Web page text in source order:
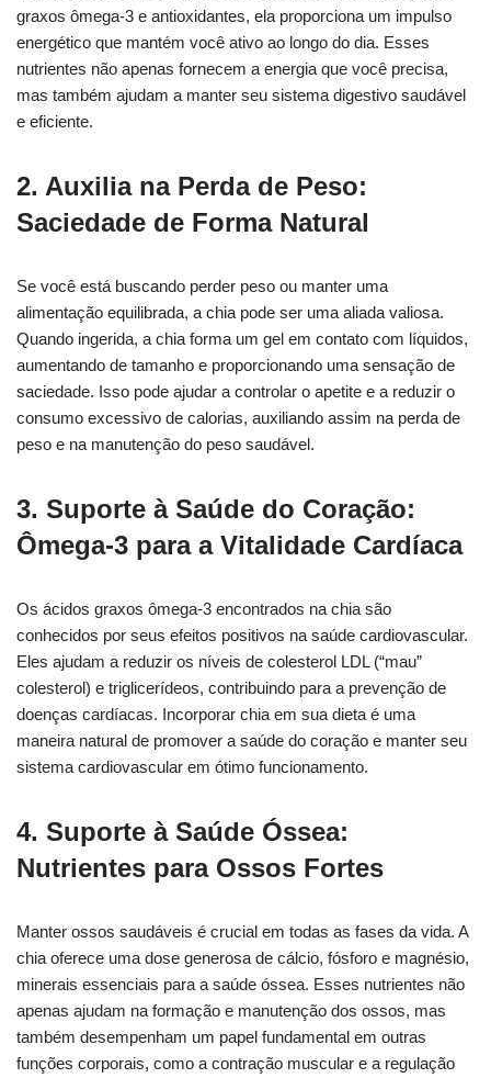
graxos ômega-3 e antioxidantes, ela proporciona um impulso
energético que mantém você ativo ao longo do dia. Esses
nutrientes não apenas fornecem a energia que você precisa,
mas também ajudam a manter seu sistema digestivo saudável
e eficiente.
2. Auxilia na Perda de Peso:
Saciedade de Forma Natural
Se você está buscando perder peso ou manter uma
alimentação equilibrada, a chia pode ser uma aliada valiosa.
Quando ingerida, a chia forma um gel em contato com líquidos,
aumentando de tamanho e proporcionando uma sensação de
saciedade. Isso pode ajudar a controlar o apetite e a reduzir o
consumo excessivo de calorias, auxiliando assim na perda de
peso e na manutenção do peso saudável.
3. Suporte à Saúde do Coração:
Ômega-3 para a Vitalidade Cardíaca
Os ácidos graxos ômega-3 encontrados na chia são
conhecidos por seus efeitos positivos na saúde cardiovascular.
Eles ajudam a reduzir os níveis de colesterol LDL (“mau”
colesterol) e triglicerídeos, contribuindo para a prevenção de
doenças cardíacas. Incorporar chia em sua dieta é uma
maneira natural de promover a saúde do coração e manter seu
sistema cardiovascular em ótimo funcionamento.
4. Suporte à Saúde Óssea:
Nutrientes para Ossos Fortes
Manter ossos saudáveis é crucial em todas as fases da vida. A
chia oferece uma dose generosa de cálcio, fósforo e magnésio,
minerais essenciais para a saúde óssea. Esses nutrientes não
apenas ajudam na formação e manutenção dos ossos, mas
também desempenham um papel fundamental em outras
funções corporais, como a contração muscular e a regulação